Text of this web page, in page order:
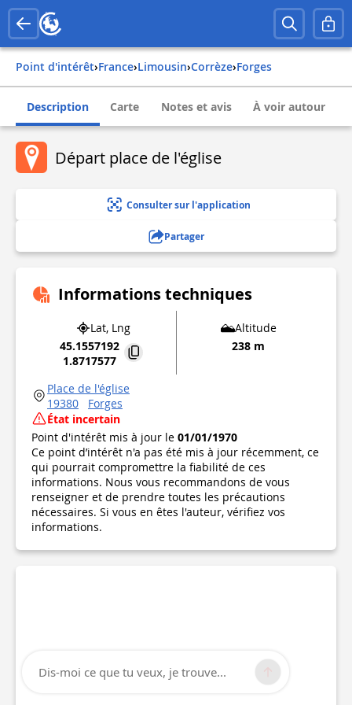
Point d'intérêt› france› limousin› corrèze› forges
Description Carte Notes et avis À voir autour
Départ place de l'église
Consulter sur l'application
Partager
Informations techniques
Lat, Lng
45.1557192
1.8717577
Altitude
238 m
Place de l'église
19380
Forges
État incertain
Point d'intérêt mis à jour le 01/01/1970
Ce point d’intérêt n'a pas été mis à jour récemment, ce
qui pourrait compromettre la fiabilité de ces
informations. Nous vous recommandons de vous
renseigner et de prendre toutes les précautions
nécessaires. Si vous en êtes l'auteur, vérifiez vos
informations.
Dis-moi ce que tu veux, je trouve...